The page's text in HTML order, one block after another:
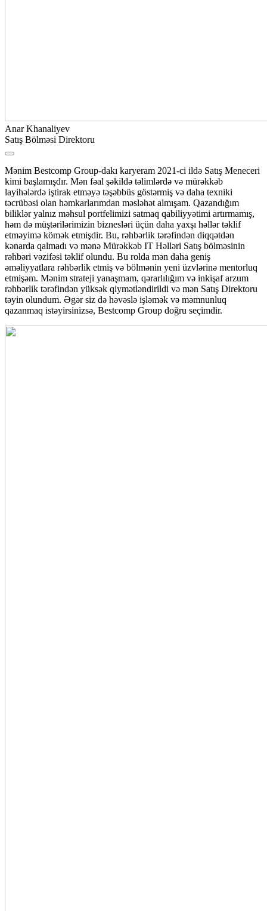
Anar Khanaliyev
Satış Bölməsi Direktoru
Mənim Bestcomp Group-dakı karyeram 2021-ci ildə Satış Meneceri
kimi başlamışdır. Mən fəal şəkildə təlimlərdə və mürəkkəb
layihələrdə iştirak etməyə təşəbbüs göstərmiş və daha texniki
təcrübəsi olan həmkarlarımdan məsləhət almışam. Qazandığım
biliklər yalnız məhsul portfelimizi satmaq qabiliyyətimi artırmamış,
həm də müştərilərimizin biznesləri üçün daha yaxşı həllər təklif
etməyimə kömək etmişdir. Bu, rəhbərlik tərəfindən diqqətdən
kənarda qalmadı və mənə Mürəkkəb IT Həlləri Satış bölməsinin
rəhbəri vəzifəsi təklif olundu. Bu rolda mən daha geniş
əməliyyatlara rəhbərlik etmiş və bölmənin yeni üzvlərinə mentorluq
etmişəm. Mənim strateji yanaşmam, qərarlılığım və inkişaf arzum
rəhbərlik tərəfindən yüksək qiymətləndirildi və mən Satış Direktoru
təyin olundum. Əgər siz də həvəslə işləmək və məmnunluq
qazanmaq istəyirsinizsə, Bestcomp Group doğru seçimdir.